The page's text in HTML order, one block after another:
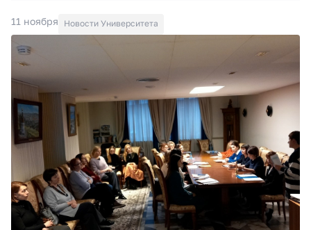
11 ноября Новости Университета